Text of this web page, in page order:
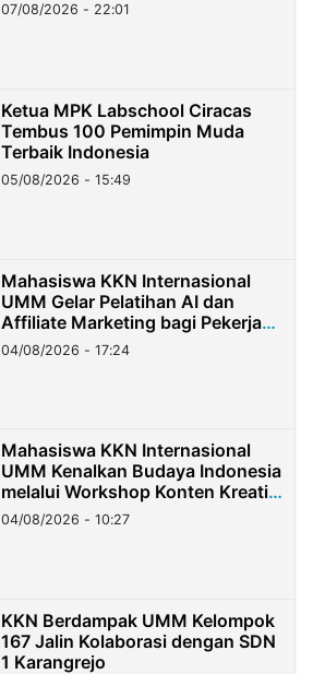
07/08/2026 - 22:01
Ketua MPK Labschool Ciracas
Tembus 100 Pemimpin Muda
Terbaik Indonesia
05/08/2026 - 15:49
Mahasiswa KKN Internasional
UMM Gelar Pelatihan AI dan
Affiliate Marketing bagi Pekerja
Migran Indonesia di Taiwan
04/08/2026 - 17:24
Mahasiswa KKN Internasional
UMM Kenalkan Budaya Indonesia
melalui Workshop Konten Kreatif
di Taiwan
04/08/2026 - 10:27
KKN Berdampak UMM Kelompok
167 Jalin Kolaborasi dengan SDN
1 Karangrejo